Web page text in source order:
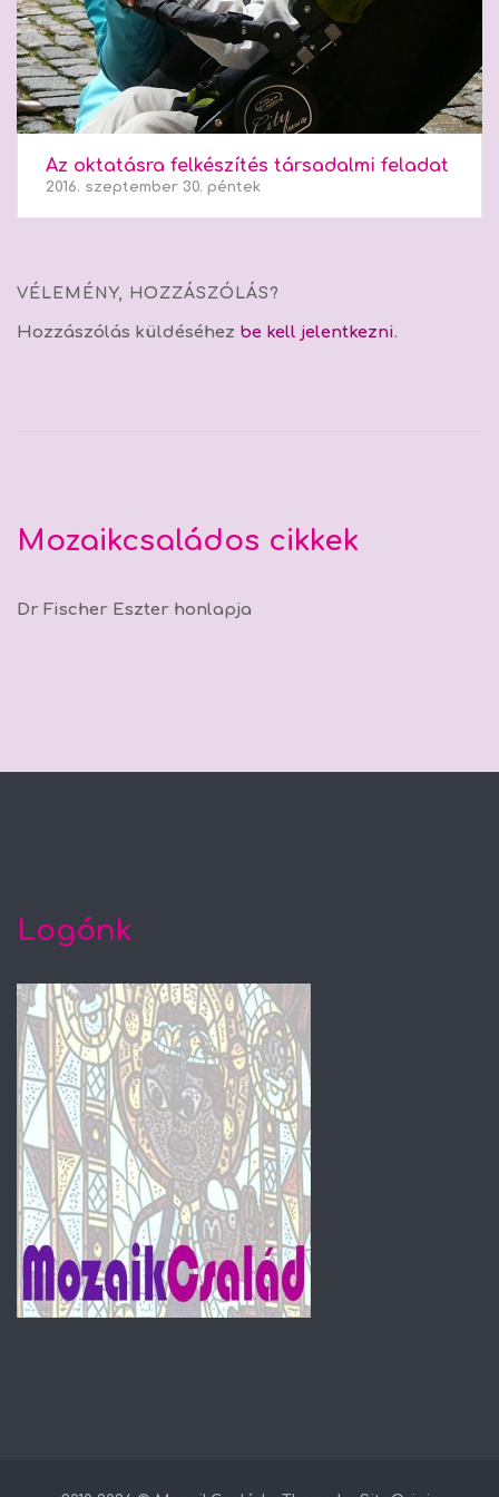
Az oktatásra felkészítés társadalmi feladat
2016. szeptember 30. péntek
VÉLEMÉNY, HOZZÁSZÓLÁS?
Hozzászólás küldéséhez be kell jelentkezni.
Mozaikcsaládos cikkek
Dr Fischer Eszter honlapja
Logónk